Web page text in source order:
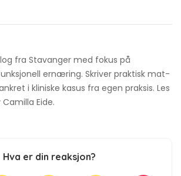
fra Stavanger med fokus på
ernæring. Skriver praktisk mat-
i kliniske kasus fra egen praksis. Les
Camilla Eide.
Hva er din reaksjon?